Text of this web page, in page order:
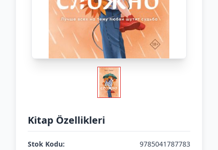
Kitap Özellikleri
Stok Kodu:
9785041787783